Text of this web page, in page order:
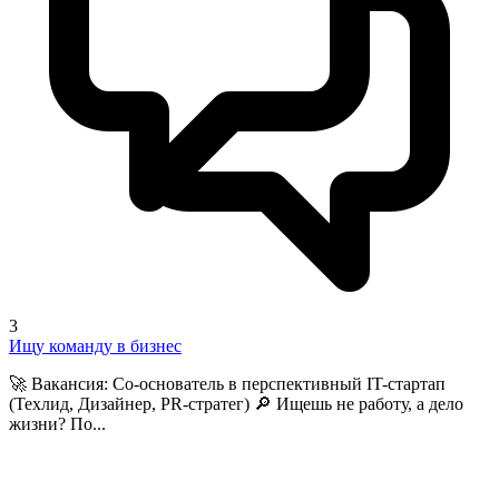
3
Ищу команду в бизнес
🚀 Вакансия: Со-основатель в перспективный IT-стартап
(Техлид, Дизайнер, PR-стратег) 🔎 Ищешь не работу, а дело
жизни? По...